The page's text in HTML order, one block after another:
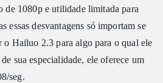
de 1080p e utilidade limitada para
essas desvantagens só importam se
o Hailuo 2.3 para algo para o qual ele
sua especialidade, ele oferece um
seg.